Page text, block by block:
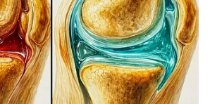
వస్తువులు పెట్టడం…
లో ఖాళీ చేయకుండా వస్తువులు
దీని వల్ల చల్లని గాలి సరిగా
వస్తువులు గడ్డ కడితే.. మరి కొన్ని